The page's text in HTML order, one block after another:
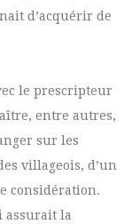
d’acquérir de
le prescripteur
entre autres,
sur les
villageois, d’un
considération.
assurait la